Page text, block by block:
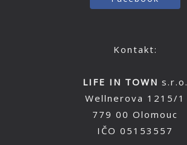
Kontakt:
LIFE IN TOWN s.r.o.
Wellnerova 1215/1
779 00 Olomouc
IČO 05153557